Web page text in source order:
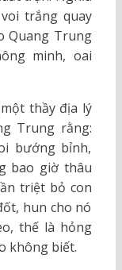
trắng quay
Quang Trung
minh, oai
thầy địa lý
Trung rằng:
bướng bỉnh,
bao giờ thâu
triệt bỏ con
hun cho nó
thế là hỏng
không biết.